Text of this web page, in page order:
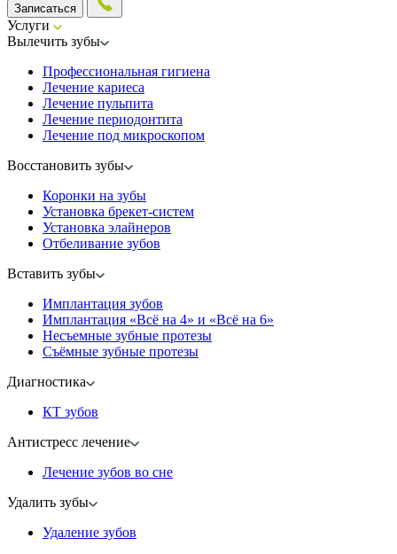
Записаться
Услуги
Вылечить зубы
Профессиональная гигиена
Лечение кариеса
Лечение пульпита
Лечение периодонтита
Лечение под микроскопом
Восстановить зубы
Коронки на зубы
Установка брекет-систем
Установка элайнеров
Отбеливание зубов
Вставить зубы
Имплантация зубов
Имплантация «‎Всё на 4» и «‎Всё на 6»
Несъемные зубные протезы
Съёмные зубные протезы
Диагностика
КТ зубов
Антистресс лечение
Лечение зубов во сне
Удалить зубы
Удаление зубов